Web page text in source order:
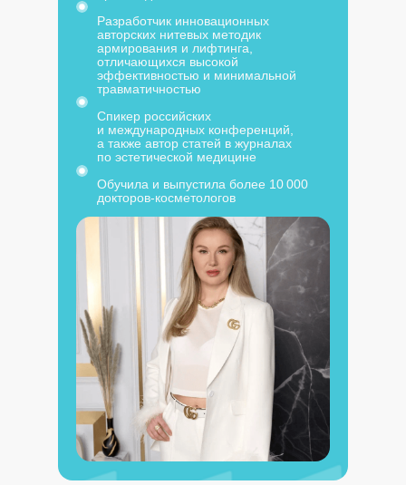
Разработчик инновационных
авторских нитевых методик
армирования и лифтинга,
отличающихся высокой
эффективностью и минимальной
травматичностью
Спикер российских
и международных конференций,
а также автор статей в журналах
по эстетической медицине
Обучила и выпустила более 10 000
докторов-косметологов